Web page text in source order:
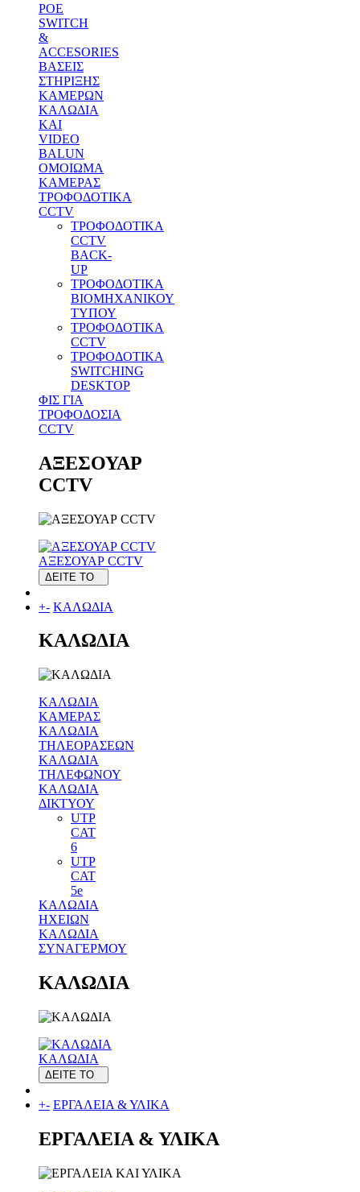
POE
SWITCH
&
ACCESORIES
ΒΑΣΕΙΣ
ΣΤΗΡΙΞΗΣ
ΚΑΜΕΡΩΝ
ΚΑΛΩΔΙΑ
ΚΑΙ
VIDEO
BALUN
ΟΜΟΙΩΜΑ
ΚΑΜΕΡΑΣ
ΤΡΟΦΟΔΟΤΙΚΑ
CCTV
ΤΡΟΦΟΔΟΤΙΚΑ
CCTV
BACK-
UP
ΤΡΟΦΟΔΟΤΙΚΑ
ΒΙΟΜΗΧΑΝΙΚΟΥ
ΤΥΠΟΥ
ΤΡΟΦΟΔΟΤΙΚΑ
CCTV
ΤΡΟΦΟΔΟΤΙΚΑ
SWITCHING
DESKTOP
ΦΙΣ ΓΙΑ
ΤΡΟΦΟΔΟΣΙΑ
CCTV
ΑΞΕΣΟΥΑΡ
CCTV
ΑΞΕΣΟΥΑΡ CCTV
ΔΕΙΤΕ ΤΟ
+- ΚΑΛΩΔΙΑ
ΚΑΛΩΔΙΑ
ΚΑΛΩΔΙΑ
ΚΑΜΕΡΑΣ
ΚΑΛΩΔΙΑ
ΤΗΛΕΟΡΑΣΕΩΝ
ΚΑΛΩΔΙΑ
ΤΗΛΕΦΩΝΟΥ
ΚΑΛΩΔΙΑ
ΔΙΚΤΥΟΥ
UTP
CAT
6
UTP
CAT
5e
ΚΑΛΩΔΙΑ
ΗΧΕΙΩΝ
ΚΑΛΩΔΙΑ
ΣΥΝΑΓΕΡΜΟΥ
ΚΑΛΩΔΙΑ
ΚΑΛΩΔΙΑ
ΔΕΙΤΕ ΤΟ
+- ΕΡΓΑΛΕΙΑ & ΥΛΙΚΑ
ΕΡΓΑΛΕΙΑ & ΥΛΙΚΑ